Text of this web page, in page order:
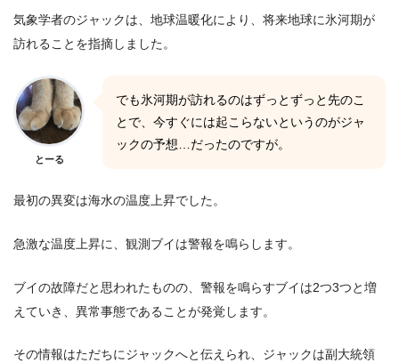
気象学者のジャックは、地球温暖化により、将来地球に氷河期が
訪れることを指摘しました。
とーる
でも氷河期が訪れるのはずっとずっと先のこ
とで、今すぐには起こらないというのがジャ
ックの予想…だったのですが。
最初の異変は海水の温度上昇でした。
急激な温度上昇に、観測ブイは警報を鳴らします。
ブイの故障だと思われたものの、警報を鳴らすブイは2つ3つと増
えていき、異常事態であることが発覚します。
その情報はただちにジャックへと伝えられ、ジャックは副大統領